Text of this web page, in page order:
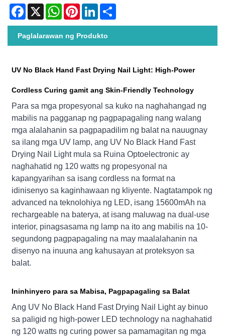
Facebook
X WhatsAppPinterestLinkedIn
Paglalarawan ng Produkto
UV No Black Hand Fast Drying Nail Light: High-Power
Cordless Curing gamit ang Skin-Friendly Technology
Para sa mga propesyonal sa kuko na naghahangad ng
mabilis na pagganap ng pagpapagaling nang walang
mga alalahanin sa pagpapadilim ng balat na nauugnay
sa ilang mga UV lamp, ang UV No Black Hand Fast
Drying Nail Light mula sa Ruina Optoelectronic ay
naghahatid ng 120 watts ng propesyonal na
kapangyarihan sa isang cordless na format na
idinisenyo sa kaginhawaan ng kliyente. Nagtatampok ng
advanced na teknolohiya ng LED, isang 15600mAh na
rechargeable na baterya, at isang maluwag na dual-use
interior, pinagsasama ng lamp na ito ang mabilis na 10-
segundong pagpapagaling na may maalalahanin na
disenyo na inuuna ang kahusayan at proteksyon sa
balat.
Ininhinyero para sa Mabisa, Pagpapagaling sa Balat
Ang UV No Black Hand Fast Drying Nail Light ay binuo
sa paligid ng high-power LED technology na naghahatid
ng 120 watts ng curing power sa pamamagitan ng mga